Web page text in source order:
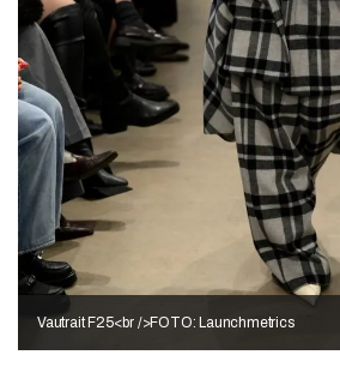
Vautrait F25<br />FOTO: Launchmetrics